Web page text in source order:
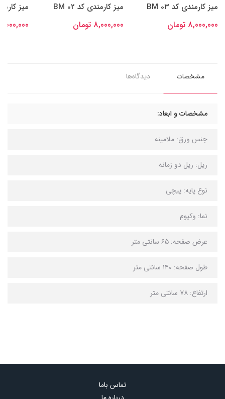
میز کارمندی کد BM 02
8,000,000 تومان
میز کارمندی کد BM 01
8,000,000 تومان
مشخصات دیدگاه‌ها
مشخصات و ابعاد:
جنس ورق: ملامینه
ریل: ریل دو زمانه
نوع پایه: پیچی
نما: وکیوم
عرض صفحه: ۶۵ سانتی متر
طول صفحه: ۱۴۰ سانتی متر
ارتفاع: ۷۸ سانتی متر
تماس باما